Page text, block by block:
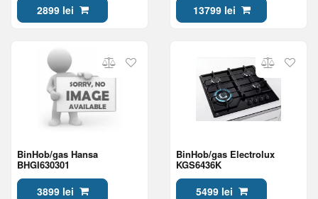
2899 lei 13799 lei
BinHob/gas Hansa
BHGI630301
3899 lei
BinHob/gas Electrolux
KGS6436K
5499 lei